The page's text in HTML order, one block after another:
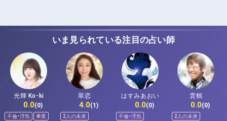
いま見られている注目の占い師
光輝 Ko-ki
0.0(0)
不倫・浮気
事業
翠恋
4.0(1)
2人の未来
はすみあおい
0.0(0)
不倫・浮気
雲鶴
0.0(0)
2人の未来